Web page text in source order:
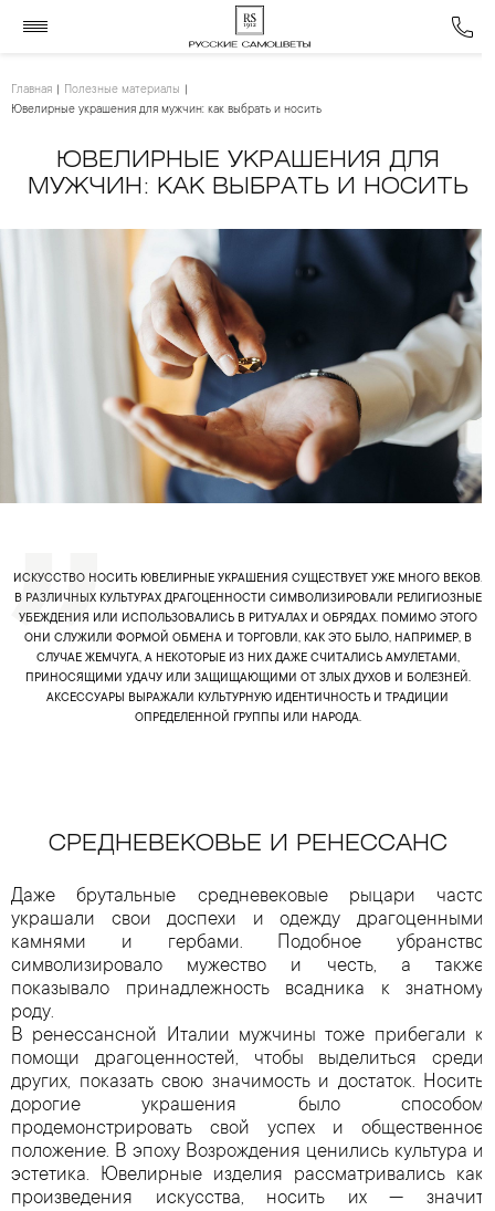
Главная
Полезные материалы
Ювелирные украшения для мужчин: как выбрать и носить
ЮВЕЛИРНЫЕ УКРАШЕНИЯ ДЛЯ
МУЖЧИН: КАК ВЫБРАТЬ И НОСИТЬ
ИСКУССТВО НОСИТЬ ЮВЕЛИРНЫЕ УКРАШЕНИЯ СУЩЕСТВУЕТ УЖЕ МНОГО ВЕКОВ.
В РАЗЛИЧНЫХ КУЛЬТУРАХ ДРАГОЦЕННОСТИ СИМВОЛИЗИРОВАЛИ РЕЛИГИОЗНЫЕ
УБЕЖДЕНИЯ ИЛИ ИСПОЛЬЗОВАЛИСЬ В РИТУАЛАХ И ОБРЯДАХ. ПОМИМО ЭТОГО
ОНИ СЛУЖИЛИ ФОРМОЙ ОБМЕНА И ТОРГОВЛИ, КАК ЭТО БЫЛО, НАПРИМЕР, В
СЛУЧАЕ ЖЕМЧУГА, А НЕКОТОРЫЕ ИЗ НИХ ДАЖЕ СЧИТАЛИСЬ АМУЛЕТАМИ,
ПРИНОСЯЩИМИ УДАЧУ ИЛИ ЗАЩИЩАЮЩИМИ ОТ ЗЛЫХ ДУХОВ И БОЛЕЗНЕЙ.
АКСЕССУАРЫ ВЫРАЖАЛИ КУЛЬТУРНУЮ ИДЕНТИЧНОСТЬ И ТРАДИЦИИ
ОПРЕДЕЛЕННОЙ ГРУППЫ ИЛИ НАРОДА.
СРЕДНЕВЕКОВЬЕ И РЕНЕССАНС
Даже брутальные средневековые рыцари часто
украшали свои доспехи и одежду драгоценными
камнями и гербами. Подобное убранство
символизировало мужество и честь, а также
показывало принадлежность всадника к знатному
роду.
В ренессансной Италии мужчины тоже прибегали к
помощи драгоценностей, чтобы выделиться среди
других, показать свою значимость и достаток. Носить
дорогие украшения было способом
продемонстрировать свой успех и общественное
положение. В эпоху Возрождения ценились культура и
эстетика. Ювелирные изделия рассматривались как
произведения искусства, носить их — значит